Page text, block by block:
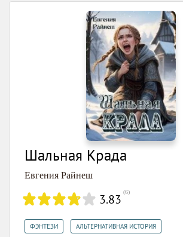
Шальная Крада
Евгения Райнеш
3.83 (6)
ФЭНТЕЗИ АЛЬТЕРНАТИВНАЯ ИСТОРИЯ